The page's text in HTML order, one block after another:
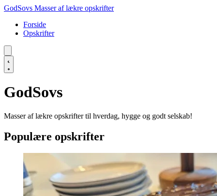
GodSovs Masser af lækre opskrifter
Forside
Opskrifter
GodSovs
Masser af lækre opskrifter til hverdag, hygge og godt selskab!
Populære opskrifter